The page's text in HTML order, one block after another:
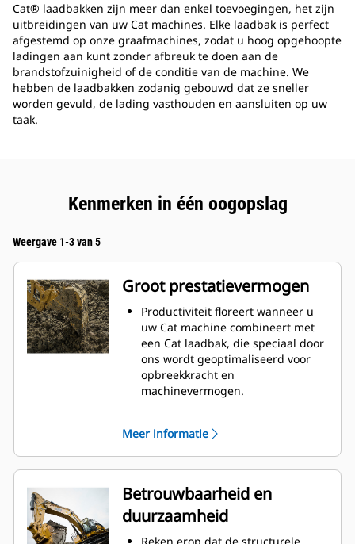
Cat® laadbakken zijn meer dan enkel toevoegingen, het zijn
uitbreidingen van uw Cat machines. Elke laadbak is perfect
afgestemd op onze graafmachines, zodat u hoog opgehoopte
ladingen aan kunt zonder afbreuk te doen aan de
brandstofzuinigheid of de conditie van de machine. We
hebben de laadbakken zodanig gebouwd dat ze sneller
worden gevuld, de lading vasthouden en aansluiten op uw
taak.
Kenmerken in één oogopslag
Weergave 1-3 van 5
Groot prestatievermogen
Productiviteit floreert wanneer u
uw Cat machine combineert met
een Cat laadbak, die speciaal door
ons wordt geoptimaliseerd voor
opbreekkracht en
machinevermogen.
materiaalstroom in de laadbak. De
extra ruimte voor de hiel zorgt
ervoor dat de bodem van de
laadbak niet blijft slepen,
waardoor de onderhoudskosten
worden verminderd.
Het brandstofverbruik is het
Meer informatie
Betrouwbaarheid en
duurzaamheid